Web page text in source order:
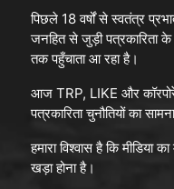
पिछले 18 वर्षों से स्वतंत्र
जनहित से जुड़ी पत्रकारिता
तक पहुँचाता आ रहा है।
आज TRP, LIKE और
पत्रकारिता चुनौतियों का
हमारा विश्वास है कि
खड़ा होना है।